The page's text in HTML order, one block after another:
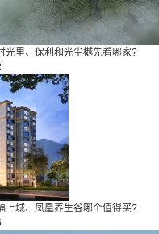
光里、保利和光尘樾先看哪家?
上城、凤凰养生谷哪个值得买?